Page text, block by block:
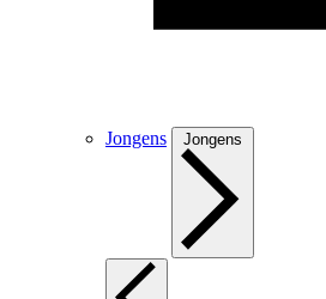
Jongens Jongens